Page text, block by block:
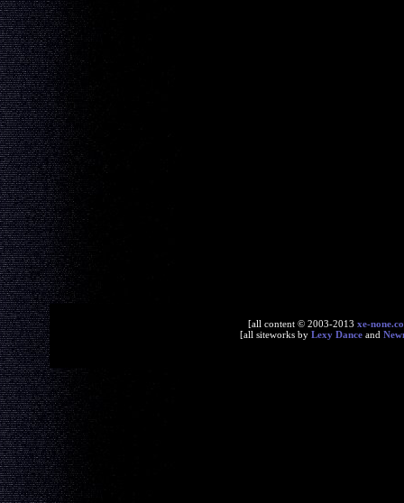
[all content © 2003-2013 xe-
[all siteworks by Lexy Danceand